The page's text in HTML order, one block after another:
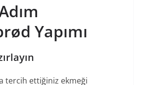
Yapımı
tercih ettiğiniz ekmeği